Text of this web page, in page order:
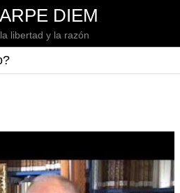
DIEM
libertad y la razón